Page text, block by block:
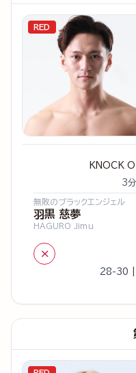
RED
KNOCK
3
無敗のブラックエンジェル
羽黒 慈夢
HAGURO Jimu
×
28-30